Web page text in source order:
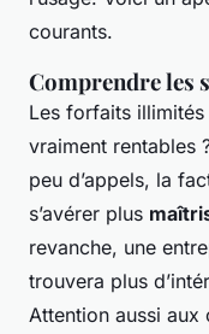
courants.
Comprendre les
Les forfaits
vraiment rentables
peu d’appels, la
s’avérer plus
revanche, une
trouvera plus
Attention aussi aux